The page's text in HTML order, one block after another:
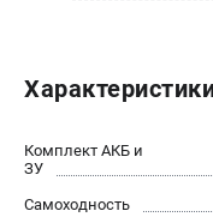
Способы оплаты
САДОВАЯ ТЕХНИКА
Аэраторы и
Комплект АКБ и
ЗУ
Самоходность